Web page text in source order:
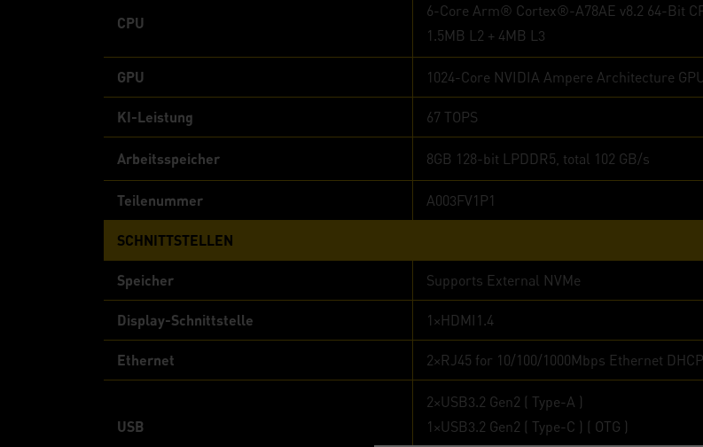
CPU
6-Core Arm® Cortex®-A78AE v8.2 64-Bit
1.5MB L2 + 4MB L3
GPU 1024-Core NVIDIA Ampere Architecture
KI-Leistung 67 TOPS
Arbeitsspeicher 8GB 128-bit LPDDR5, total 102 GB/s
Teilenummer A003FV1P1
SCHNITTSTELLEN
Speicher Supports External NVMe
Display-Schnittstelle 1×HDMI1.4
Ethernet 2×RJ45 for 10/100/1000Mbps Ethernet
USB
2×USB3.2 Gen2 ( Type-A )
1×USB3.2 Gen2 ( Type-C ) ( OTG )